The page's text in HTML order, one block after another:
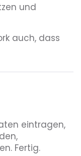
und
auch, dass
eintragen,
Fertig.